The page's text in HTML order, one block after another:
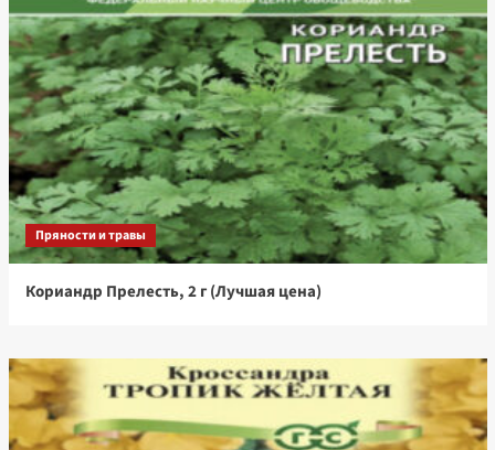
Пряности и травы
Кориандр Прелесть, 2 г (Лучшая цена)